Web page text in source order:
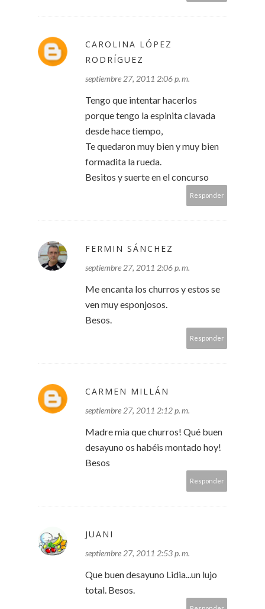
CAROLINA LÓPEZ
RODRÍGUEZ
septiembre 27, 2011 2:06 p. m.
Tengo que intentar hacerlos
porque tengo la espinita clavada
desde hace tiempo,
Te quedaron muy bien y muy bien
formadita la rueda.
Besitos y suerte en el concurso
Responder
FERMIN SÁNCHEZ
septiembre 27, 2011 2:06 p. m.
Me encanta los churros y estos se
ven muy esponjosos.
Besos.
Responder
CARMEN MILLÁN
septiembre 27, 2011 2:12 p. m.
Madre mia que churros! Qué buen
desayuno os habéis montado hoy!
Besos
Responder
JUANI
septiembre 27, 2011 2:53 p. m.
Que buen desayuno Lidia...un lujo
total. Besos.